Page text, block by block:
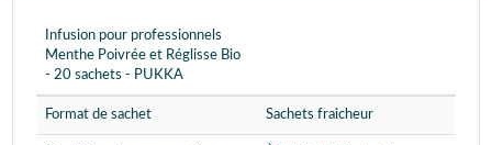
Infusion pour professionnels
Menthe Poivrée et Réglisse Bio
- 20 sachets - PUKKA
Format de sachet Sachets fraicheur